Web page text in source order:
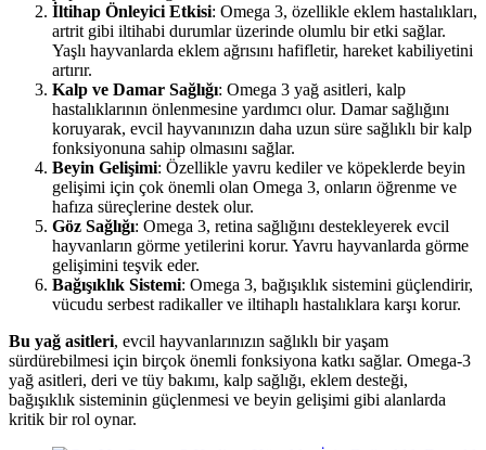
İltihap Önleyici Etkisi: Omega 3, özellikle eklem hastalıkları,
artrit gibi iltihabi durumlar üzerinde olumlu bir etki sağlar.
Yaşlı hayvanlarda eklem ağrısını hafifletir, hareket kabiliyetini
artırır.
Kalp ve Damar Sağlığı: Omega 3 yağ asitleri, kalp
hastalıklarının önlenmesine yardımcı olur. Damar sağlığını
koruyarak, evcil hayvanınızın daha uzun süre sağlıklı bir kalp
fonksiyonuna sahip olmasını sağlar.
Beyin Gelişimi: Özellikle yavru kediler ve köpeklerde beyin
gelişimi için çok önemli olan Omega 3, onların öğrenme ve
hafıza süreçlerine destek olur.
Göz Sağlığı: Omega 3, retina sağlığını destekleyerek evcil
hayvanların görme yetilerini korur. Yavru hayvanlarda görme
gelişimini teşvik eder.
Bağışıklık Sistemi: Omega 3, bağışıklık sistemini güçlendirir,
vücudu serbest radikaller ve iltihaplı hastalıklara karşı korur.
Bu yağ asitleri, evcil hayvanlarınızın sağlıklı bir yaşam
sürdürebilmesi için birçok önemli fonksiyona katkı sağlar. Omega-3
yağ asitleri, deri ve tüy bakımı, kalp sağlığı, eklem desteği,
bağışıklık sisteminin güçlenmesi ve beyin gelişimi gibi alanlarda
kritik bir rol oynar.